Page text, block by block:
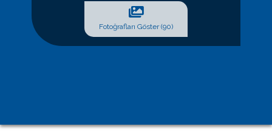
Fotoğrafları Göster (90)